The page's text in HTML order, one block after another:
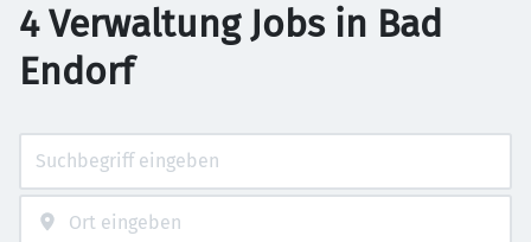
4 Verwaltung Jobs in Bad
Endorf